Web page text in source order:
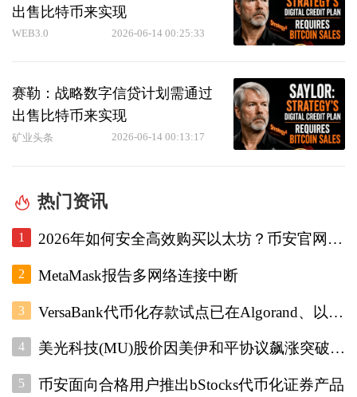
出售比特币来实现
WEB3.0 2026-06-14 00:25:33
赛勒：战略数字信贷计划需通过
出售比特币来实现
矿业头条 2026-06-14 00:13:17
热门资讯
1 2026年如何安全高效购买以太坊？币安官网注册+欧易入口双平台对比指南
2 MetaMask报告多网络连接中断
3 VersaBank代币化存款试点已在Algorand、以太坊和Stellar上运行
4 美光科技(MU)股价因美伊和平协议飙涨突破1000美元
5 币安面向合格用户推出bStocks代币化证券产品